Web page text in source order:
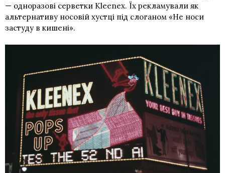
— одноразові серветки Kleenex. Їх рекламували як
альтернативу носовій хустці під слоганом «Не носи
застуду в кишені».